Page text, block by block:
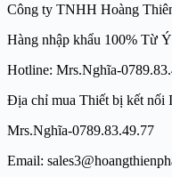
Công ty TNHH Hoàng
Hàng nhập khẩu 100% Từ
Hotline: Mrs.Nghĩa-
Địa chỉ mua Thiết bị kết nối
Mrs.Nghĩa-0789.83.49.77
Email: